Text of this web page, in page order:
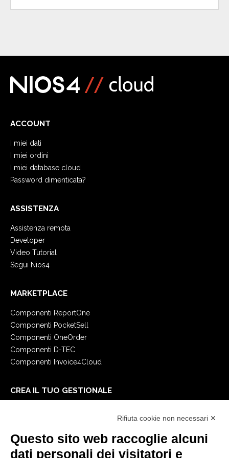
ACCOUNT
I miei dati
I miei ordini
I miei database cloud
Password dimenticata?
ASSISTENZA
Assistenza remota
Developer
Video Tutorial
Segui Nios4
MARKETPLACE
Componenti ReportOne
Componenti PocketSell
Componenti OneOrder
Componenti D-TEC
Componenti Invoice4Cloud
CREA IL TUO GESTIONALE
E-Book
Blog
Rifiuta cookie non necessari ✕
Questo sito web raccoglie alcuni
dati personali dei visitatori e